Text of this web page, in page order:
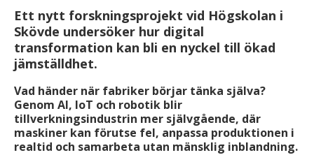
Ett nytt forskningsprojekt vid Högskolan i
Skövde undersöker hur digital
transformation kan bli en nyckel till ökad
jämställdhet.
Vad händer när fabriker börjar tänka själva?
Genom AI, IoT och robotik blir
tillverkningsindustrin mer självgående, där
maskiner kan förutse fel, anpassa produktionen i
realtid och samarbeta utan mänsklig inblandning.